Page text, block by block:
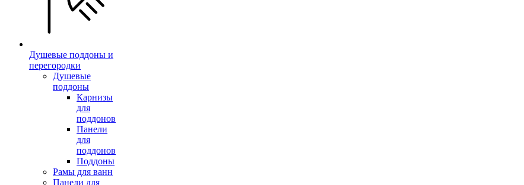
Душевые поддоны и
перегородки
Душевые
поддоны
Карнизы
для
поддонов
Панели
для
поддонов
Поддоны
Рамы для ванн
Панели для